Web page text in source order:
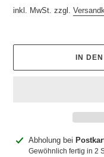
Preis
inkl. MwSt. zzgl.
IN
ProduktAbholung bei
Gewöhnlich fertig in 2